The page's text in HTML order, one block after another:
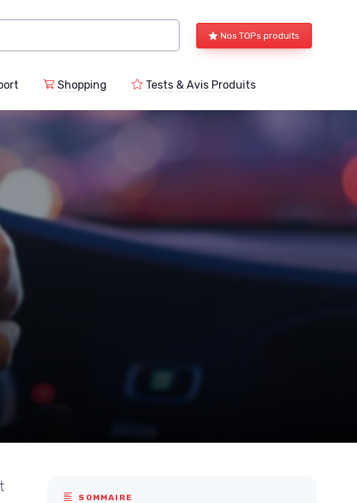
Nos TOPs produits
Shopping Tests & Avis Produits
SOMMAIRE